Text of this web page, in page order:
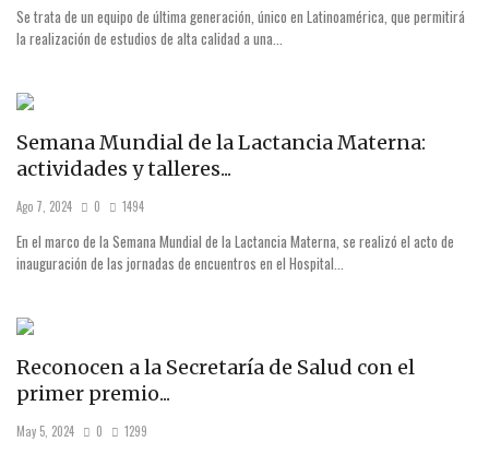
Se trata de un equipo de última generación, único en Latinoamérica, que permitirá
la realización de estudios de alta calidad a una...
Semana Mundial de la Lactancia Materna:
actividades y talleres...
Ago 7, 2024 0 1494
En el marco de la Semana Mundial de la Lactancia Materna, se realizó el acto de
inauguración de las jornadas de encuentros en el Hospital...
Reconocen a la Secretaría de Salud con el
primer premio...
May 5, 2024 0 1299